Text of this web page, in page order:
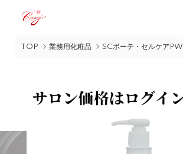
TOP 業務用化粧品 SCボーテ・セルケアPW